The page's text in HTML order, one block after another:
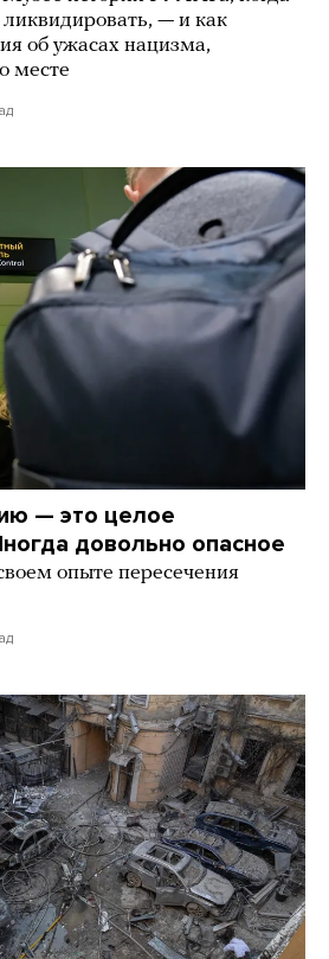
— и как
об ужасах нацизма,
месте
— это целое
довольно опасное
опыте пересечения